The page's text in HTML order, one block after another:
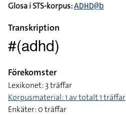
Glosa i STS-korpus:ADHD@b
Transkription
#(adhd)
Förekomster
Lexikonet: 3 träffar
Korpusmaterial: 1 av totalt 1 träffar
Enkäter: 0 träffar